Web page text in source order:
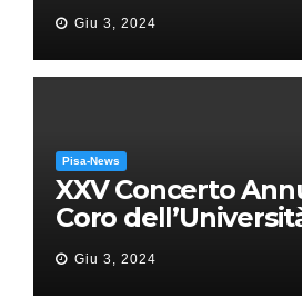
Giu 3, 2024
Pisa-News
XXV Concerto
Coro
“Messa in gloria”
Puccini
Giu 3, 2024